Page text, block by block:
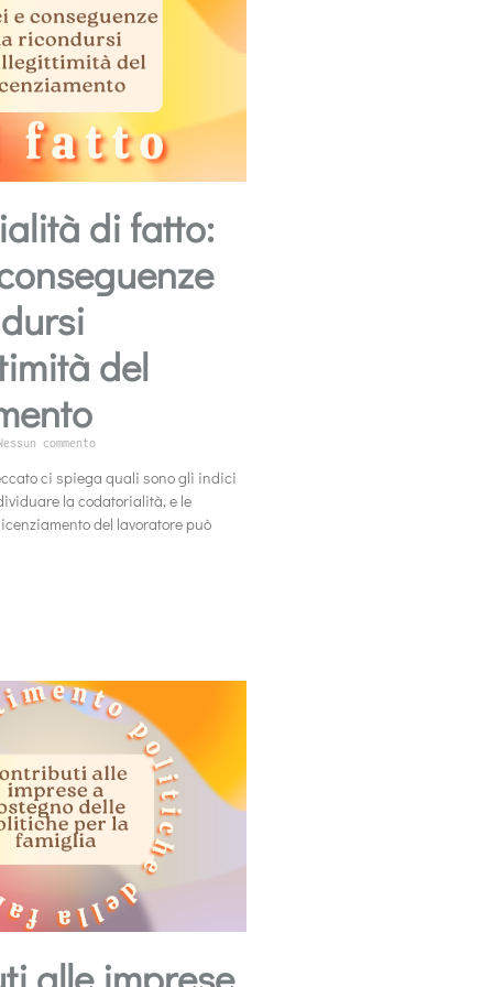
di fatto:
del
commento
ci spiega quali sono gli indici
la codatorialità, e le
del lavoratore può